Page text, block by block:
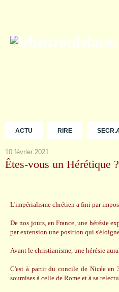
ACTU RIRE
10 février 2021
Êtes-vous un Hérétique ?
L'impérialisme chrétien a fini par
De nos jours, en France, une hérésie
par extension une position qui
Avant le christianisme, une hérésie
C'est à partir du concile de Nicée en
soumises à celle de Rome et à sa